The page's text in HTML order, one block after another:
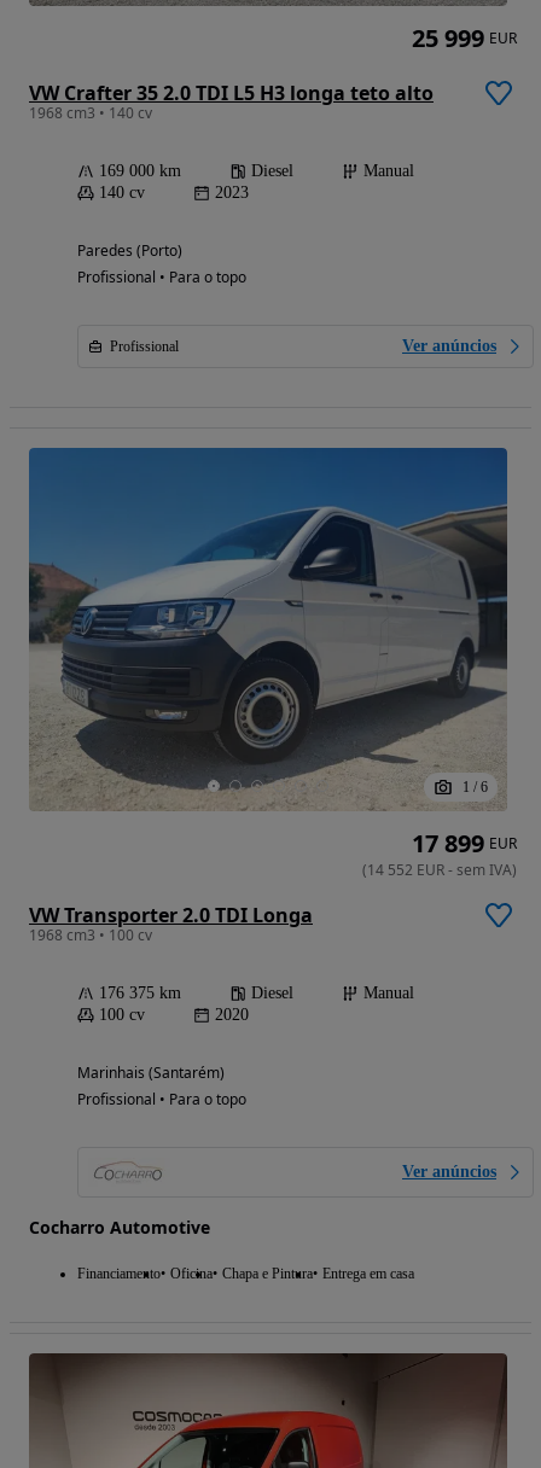
VW Crafter 35 2.0 TDI L5 H3 longa teto alto
1968 cm3 • 140 cv
169 000 km Diesel
Manual
140 cv
2023
Paredes (Porto)
Profissional • Para o topo
Profissional Ver anúncios
25 999 EUR
1 / 6
VW Transporter 2.0 TDI Longa
1968 cm3 • 100 cv
176 375 km Diesel
Manual
100 cv
2020
Marinhais (Santarém)
Profissional • Para o topo
Ver anúncios
Cocharro Automotive
Financiamento Oficina Chapa e Pintura Entrega em casa
17 899 EUR
(14 552 EUR-sem IVA)